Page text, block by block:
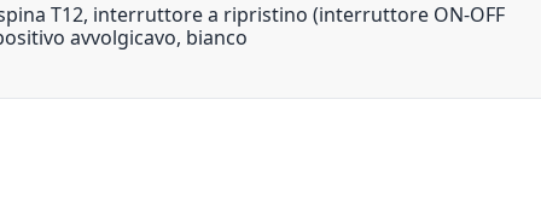
T12, interruttore a ripristino (interruttore ON-OFF
avvolgicavo, bianco